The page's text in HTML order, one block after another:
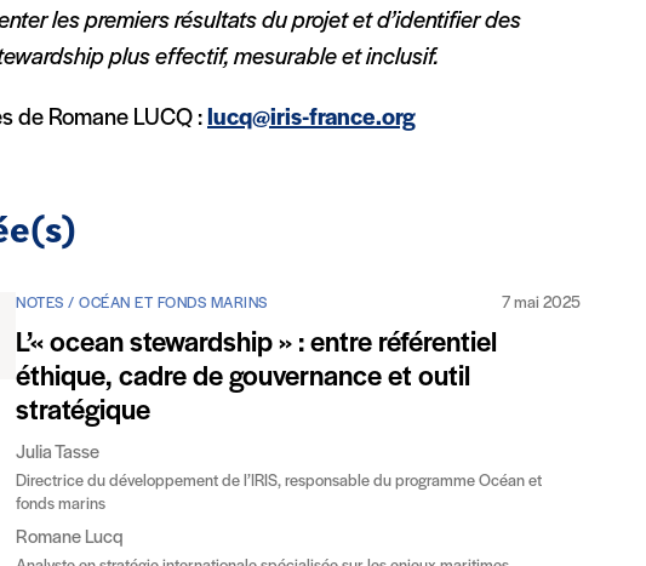
les premiers résultats du projet et d’identifier des
plus effectif, mesurable et inclusif.
de Romane LUCQ :lucq@iris-france.org
NOTES / OCÉAN ET FONDS MARINS 7 mai 2025
L’« ocean stewardship » : entre référentiel
éthique, cadre de gouvernance et outil
stratégique
Julia Tasse
Directrice du développement de l’IRIS, responsable du programme Océan et
fonds marins
Romane Lucq